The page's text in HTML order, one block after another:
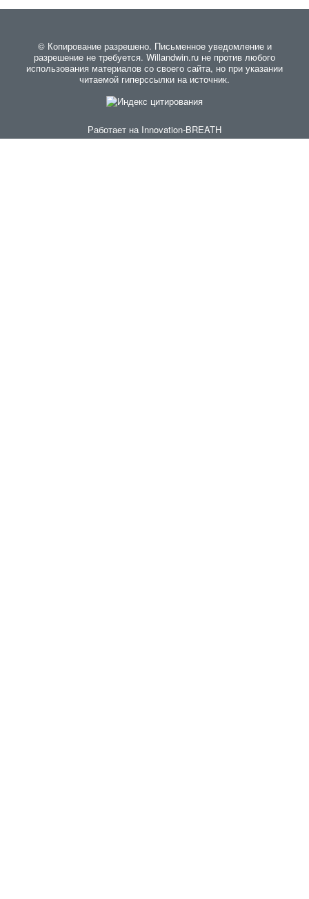
© Копирование разрешено. Письменное уведомление и
разрешение не требуется. Willandwin.ru не против любого
использования материалов со своего сайта, но при указании
читаемой гиперссылки на источник.
Работает на Innovation-BREATH